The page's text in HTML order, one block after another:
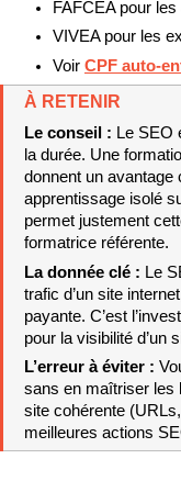
FAFCEA pour
VIVEA pour les
Voir CPF auto-
À RETENIR
Le conseil : Le SEO
la durée. Une
donnent un avantage
apprentissage isolé
permet justement
formatrice référente.
La donnée clé : Le
trafic d’un site
payante. C’est
pour la visibilité d’un
L’erreur à éviter :
sans en maîtriser les
site cohérente
meilleures actions